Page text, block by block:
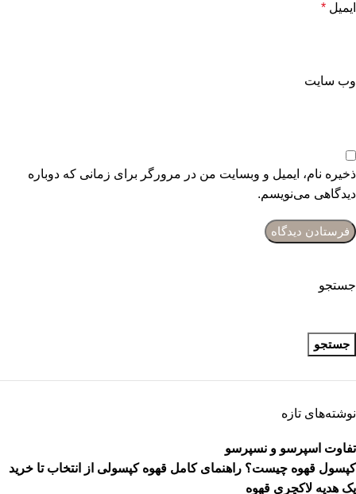
ایمیل *
وب‌ سایت
ذخیره نام، ایمیل و وبسایت من در مرورگر برای زمانی که دوباره
دیدگاهی می‌نویسم.
جستجو
جستجو
نوشته‌های تازه
تفاوت اسپرسو و نسپرسو
کپسول قهوه چیست؟ راهنمای کامل قهوه کپسولی از انتخاب تا خرید
پک هدیه لاکچری قهوه